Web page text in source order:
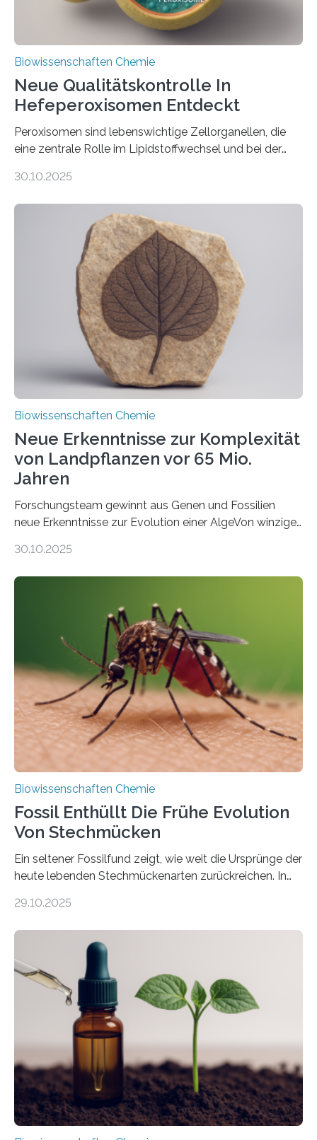
Biowissenschaften Chemie
Neue Qualitätskontrolle In
Hefeperoxisomen Entdeckt
Peroxisomen sind lebenswichtige Zellorganellen, die
eine zentrale Rolle im Lipidstoffwechsel und bei der
erfüllen können, müssen zahlreiche Enzyme präzise in
der Ruhr-Universität Bochum um Prof. Dr. Ralf Erdmann
und Dr. Ismaila Francis Yusuf hat nun einen bislang
unbekannten Qualitätskontrollmechanismus des
peroxisomalen Proteintransports in der Bäckerhefe
Saccharomyces cerevisiae entdeckt, der für die
Funktionsfähigkeit der Organellen entscheidend ist. Die
Studie wurde am 28. Oktober 2025 in der
Fachzeitschrift…
30.10.2025
Biowissenschaften Chemie
Neue Erkenntnisse zur Komplexität
von Landpflanzen vor 65 Mio.
Jahren
Forschungsteam gewinnt aus Genen und Fossilien
neue Erkenntnisse zur Evolution einer AlgeVon winzigen
Landpflanzen zählen zu den komplexesten
Grünalgen, die vor Hunderten von Millionen Jahren
lebten. Unter den Vorfahren sticht eine Gruppe heraus,
die noch heute in der Natur vorkommt: die
Süßwasseralge Coleochaetophyceae. Einige Arten
dieser Gruppe bilden aus Zellfäden dichte Geflechte
mit scheibenförmiger Gestalt. Was auffällig ist: Die
nächsten…
30.10.2025
Biowissenschaften Chemie
Fossil Enthüllt Die Frühe Evolution
Von Stechmücken
Ein seltener Fossilfund zeigt, wie weit die Ursprünge der
heute lebenden Stechmückenarten zurückreichen. In
Forschende die bisher älteste bekannte Stechmücken-
Region Kachin in Myanmar und hat sich in
ausgezeichnetem Zustand erhalten. Es konnte als neue
Art einer neuen Gattung beschrieben werden und trägt
nun den Namen Cretosabethes primaevus. Dieser erste
fossile Nachweis einer Stechmückenlarve in Bernstein
stellt gleichzeitig den ersten Fossilfund einer
Mückenlarve aus dem Mesozoikum dar, denn…
29.10.2025